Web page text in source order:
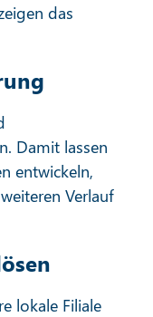
das
Damit lassen
entwickeln,
Verlauf
lokale Filiale